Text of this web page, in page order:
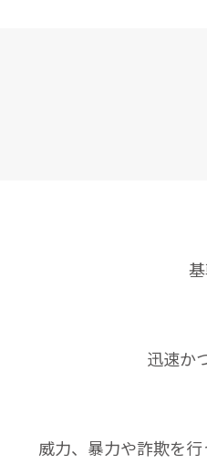
迅速か
威力、暴力や詐欺を